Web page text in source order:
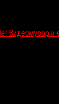
Видеомусор и